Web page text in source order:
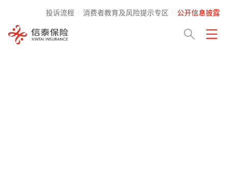
投诉流程 消费者教育及风险提示专区 公开信息披露